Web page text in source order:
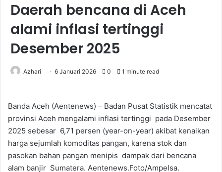
Daerah bencana di Aceh
alami inflasi tertinggi
Desember 2025
Azhari 6 Januari 2026 0 1 minute read
Banda Aceh (Aentenews) – Badan Pusat Statistik mencatat
provinsi Aceh mengalami inflasi tertinggi pada Desember
2025 sebesar 6,71 persen (year-on-year) akibat kenaikan
harga sejumlah komoditas pangan, karena stok dan
pasokan bahan pangan menipis dampak dari bencana
alam banjir Sumatera. Aentenews.Foto/Ampelsa.